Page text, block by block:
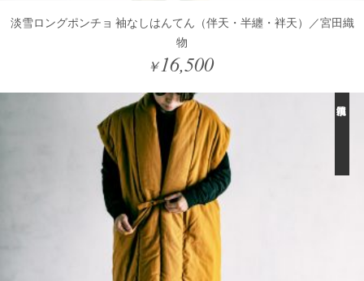
淡雪ロングポンチョ 袖なしはんてん（伴天・半纏・袢天）／宮田織
物
￥16,500